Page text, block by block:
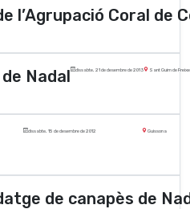
l’Agrupació Coral de
Nadal dissabte, 21 de desembre de 2013 Sant Guim de
dissabte, 15 de desembre de 2012 Guissona
de canapès de